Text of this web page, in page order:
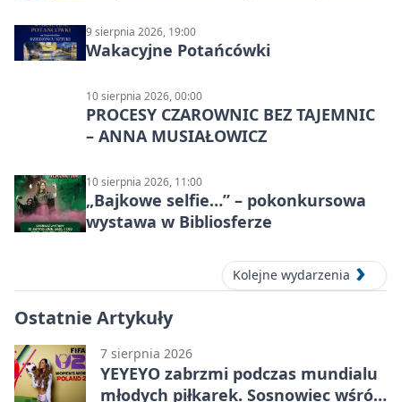
9 sierpnia 2026, 19:00
Wakacyjne Potańcówki
10 sierpnia 2026, 00:00
PROCESY CZAROWNIC BEZ TAJEMNIC
– ANNA MUSIAŁOWICZ
10 sierpnia 2026, 11:00
„Bajkowe selfie…” – pokonkursowa
wystawa w Bibliosferze
Kolejne wydarzenia
Ostatnie Artykuły
7 sierpnia 2026
YEYEYO zabrzmi podczas mundialu
młodych piłkarek. Sosnowiec wśród